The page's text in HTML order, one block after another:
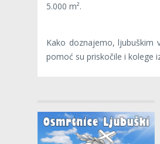
5.000 m².
Kako doznajemo, ljubuškim
pomoć su priskočile i kolege